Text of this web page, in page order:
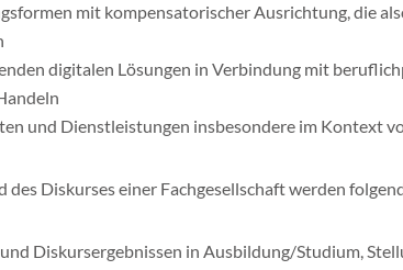
mit kompensatorischer Ausrichtung, die
digitalen Lösungen in Verbindung mit
und Dienstleistungen insbesondere im Kontext
des Diskurses einer Fachgesellschaft werden
Diskursergebnissen in Ausbildung/Studium,